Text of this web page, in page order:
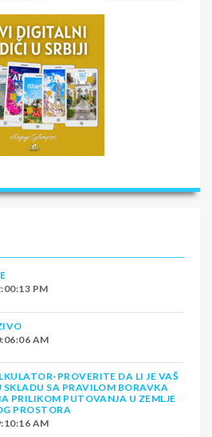
PM
AM
PROVERITE DA LI JE VAŠ
SKLADU SA PRAVILOM BORAVKA
PRILIKOM PUTOVANJA U ZEMLJE
PROSTORA
AM